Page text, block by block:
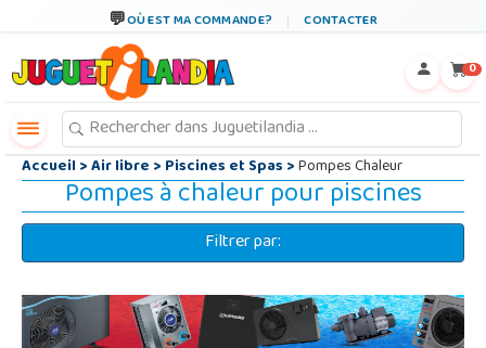
OÙ EST MA COMMANDE? CONTACTER
0
Accueil>Air libre>Piscines et Spas>Pompes Chaleur
Pompes à chaleur pour piscines
Filtrer par: